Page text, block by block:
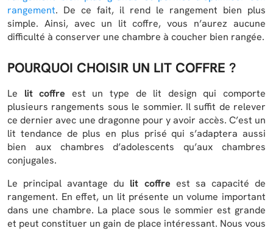
rangement. De ce fait, il rend le rangement bien plus
simple. Ainsi, avec un lit coffre, vous n’aurez aucune
difficulté à conserver une chambre à coucher bien rangée.
POURQUOI CHOISIR UN LIT COFFRE ?
Le lit coffre est un type de lit design qui comporte
plusieurs rangements sous le sommier. Il suffit de relever
ce dernier avec une dragonne pour y avoir accès. C’est un
lit tendance de plus en plus prisé qui s’adaptera aussi
bien aux chambres d’adolescents qu’aux chambres
conjugales.
Le principal avantage du lit coffre est sa capacité de
rangement. En effet, un lit présente un volume important
dans une chambre. La place sous le sommier est grande
et peut constituer un gain de place intéressant. Nous vous